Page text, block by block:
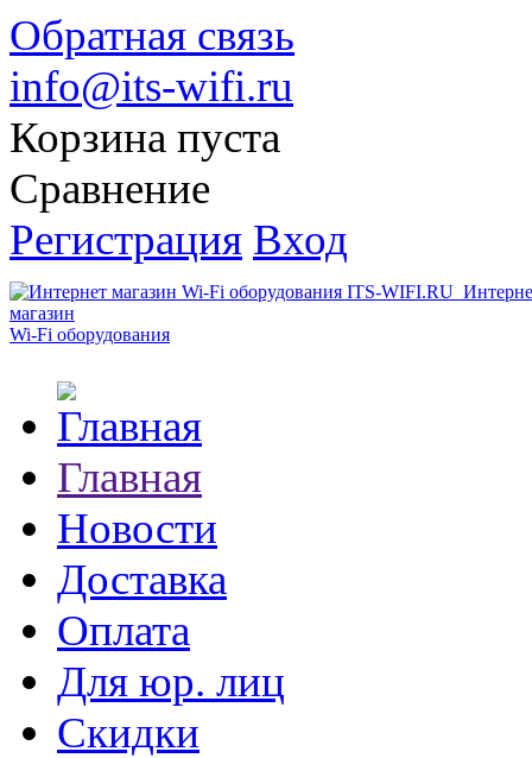
Обратная связь
info@its-wifi.ru
Корзина пуста
Сравнение
Регистрация Вход
магазин
Wi-Fi оборудования
Главная
Новости
Доставка
Оплата
Для юр. лиц
Скидки